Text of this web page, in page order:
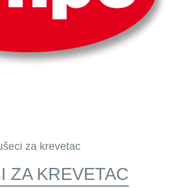
za krevetac
ZA KREVETAC